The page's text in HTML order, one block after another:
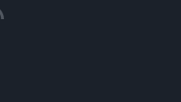
feeds